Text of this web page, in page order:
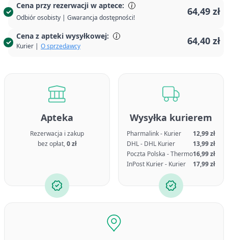
Cena przy rezerwacji w aptece:
Odbiór osobisty | Gwarancja dostępności!
64,49 zł
Cena z apteki wysyłkowej:
Kurier | O sprzedawcy 64,40 zł
Apteka
Rezerwacja i zakup
bez opłat,0 zł
Wysyłka kurierem
Pharmalink - Kurier
12,99 zł
DHL - DHL Kurier
13,99 zł
Poczta Polska - Thermo16,99 zł
InPost Kurier - Kurier
17,99 zł